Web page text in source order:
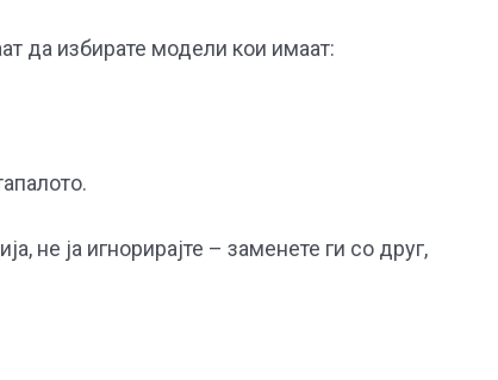
да избирате модели кои имаат:
не ја игнорирајте – заменете ги со друг,